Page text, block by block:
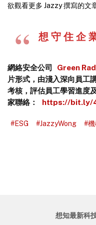
欲觀看更多 Jazzy 撰寫的文
想 守 住 企
網絡安全公司 Green
片形式，由淺入深向員工
考核，評估員工學習進度
家聯絡：
https://bit.ly/
#ESG #JazzyWong #
想知最新科